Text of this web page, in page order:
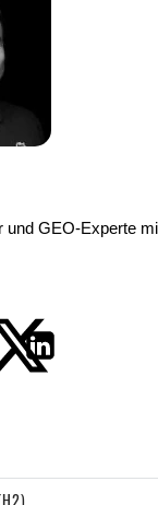
und GEO-Experte